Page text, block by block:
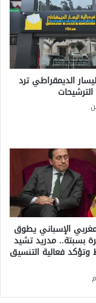
الديمقراطي ترد
الإسباني يطوق
بسبتة.. مدريد تشيد
وتؤكد فعالية التنسيق